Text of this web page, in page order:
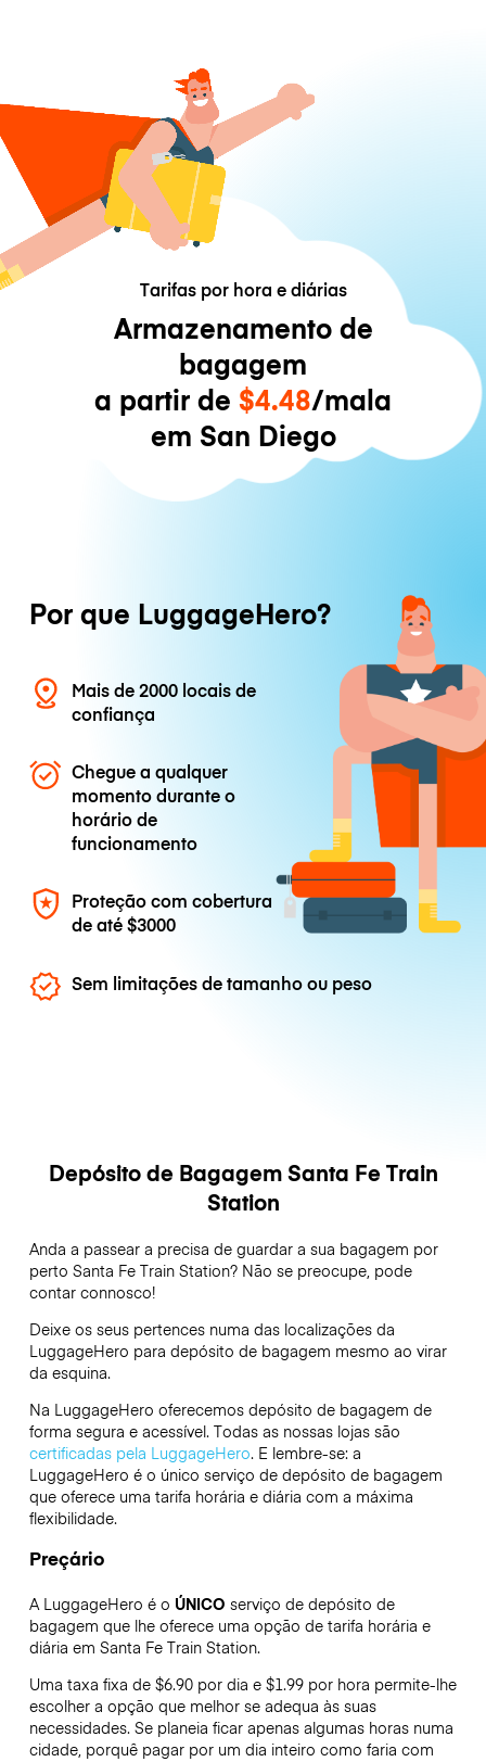
Tarifas por hora e diárias
Armazenamento de
bagagem
a partir de $4.48/mala
em San Diego
Por que LuggageHero?
Mais de 2000 locais de
confiança
Chegue a qualquer
momento durante o
horário de
funcionamento
Proteção com cobertura
de até$3000
Sem limitações de tamanho ou peso
Depósito de Bagagem Santa Fe Train
Station
Anda a passear a precisa de guardar a sua bagagem por
perto Santa Fe Train Station? Não se preocupe, pode
contar connosco!
Deixe os seus pertences numa das localizações da
LuggageHero para depósito de bagagem mesmo ao virar
da esquina.
Na LuggageHero oferecemos depósito de bagagem de
forma segura e acessível. Todas as nossas lojas são
certificadas pela LuggageHero. E lembre-se: a
LuggageHero é o único serviço de depósito de bagagem
que oferece uma tarifa horária e diária com a máxima
flexibilidade.
Preçário
A LuggageHero é o ÚNICO serviço de depósito de
bagagem que lhe oferece uma opção de tarifa horária e
diária em Santa Fe Train Station.
Uma taxa fixa de $6.90 por dia e $1.99 por hora permite-lhe
escolher a opção que melhor se adequa às suas
necessidades. Se planeia ficar apenas algumas horas numa
cidade, porquê pagar por um dia inteiro como faria com